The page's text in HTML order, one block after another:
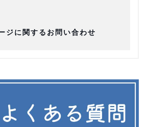
ジに関するお問い合わせ